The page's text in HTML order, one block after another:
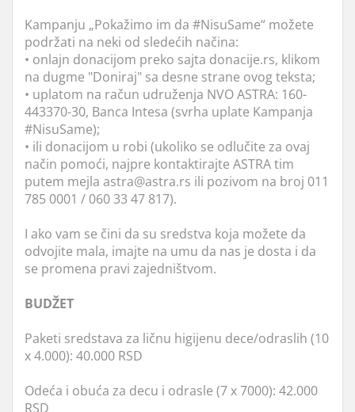
Kampanju „Pokažimo im da #NisuSame“ možete
podržati na neki od sledećih načina:
• onlajn donacijom preko sajta donacije.rs, klikom
na dugme "Doniraj" sa desne strane ovog teksta;
• uplatom na račun udruženja NVO ASTRA: 160-
443370-30, Banca Intesa (svrha uplate Kampanja
#NisuSame);
• ili donacijom u robi (ukoliko se odlučite za ovaj
način pomoći, najpre kontaktirajte ASTRA tim
putem mejla astra@astra.rs ili pozivom na broj 011
785 0001 / 060 33 47 817).
I ako vam se čini da su sredstva koja možete da
odvojite mala, imajte na umu da nas je dosta i da
se promena pravi zajedništvom.
BUDŽET
Paketi sredstava za ličnu higijenu dece/odraslih (10
x 4.000): 40.000 RSD
Odeća i obuća za decu i odrasle (7 x 7000): 42.000
RSD